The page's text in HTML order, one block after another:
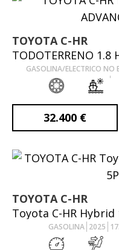
TOYOTA C-HR
GASOLINA/ELECTRICO NO
32.400 €
TOYOTA C-HR
GASOLINA 2025